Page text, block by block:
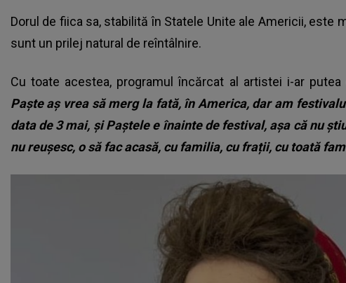
Dorul de fiica sa, stabilită în Statele Unite ale Americii, este
sunt un prilej natural de reîntâlnire.
Cu toate acestea, programul încărcat al artistei i-ar
Paște aș vrea să merg la fată, în America, dar am
data de 3 mai, și Paștele e înainte de festival, așa că nu
nu reușesc, o să fac acasă, cu familia, cu frații, cu toată